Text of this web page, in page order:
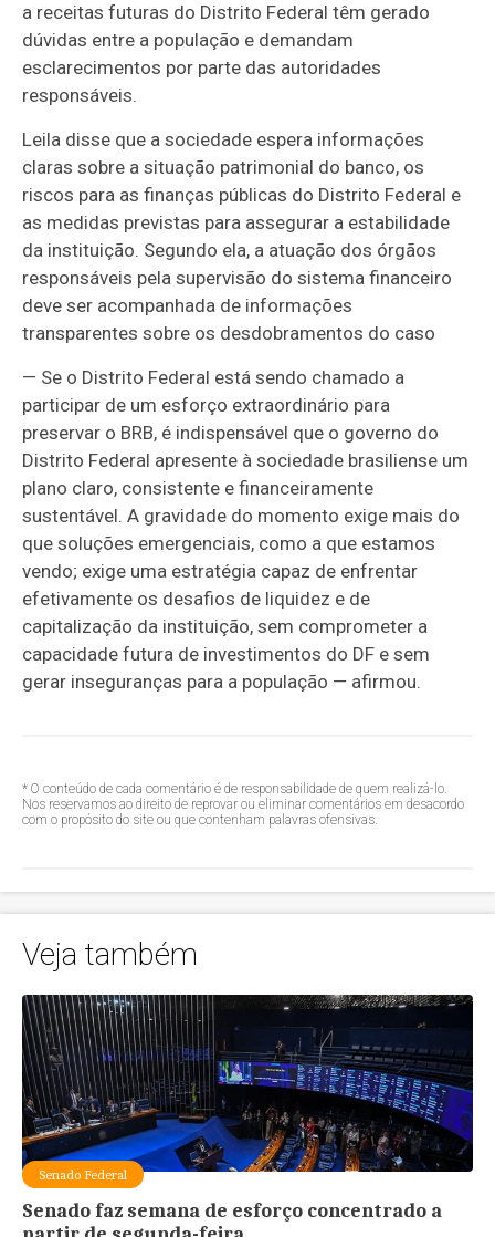
a receitas futuras do Distrito Federal têm gerado
dúvidas entre a população e demandam
esclarecimentos por parte das autoridades
responsáveis.
Leila disse que a sociedade espera informações
claras sobre a situação patrimonial do banco, os
riscos para as finanças públicas do Distrito Federal e
as medidas previstas para assegurar a estabilidade
da instituição. Segundo ela, a atuação dos órgãos
responsáveis pela supervisão do sistema financeiro
deve ser acompanhada de informações
transparentes sobre os desdobramentos do caso
— Se o Distrito Federal está sendo chamado a
participar de um esforço extraordinário para
preservar o BRB, é indispensável que o governo do
Distrito Federal apresente à sociedade brasiliense um
plano claro, consistente e financeiramente
sustentável. A gravidade do momento exige mais do
que soluções emergenciais, como a que estamos
vendo; exige uma estratégia capaz de enfrentar
efetivamente os desafios de liquidez e de
capitalização da instituição, sem comprometer a
capacidade futura de investimentos do DF e sem
gerar inseguranças para a população — afirmou.
* O conteúdo de cada comentário é de responsabilidade de quem realizá-lo.
Nos reservamos ao direito de reprovar ou eliminar comentários em desacordo
com o propósito do site ou que contenham palavras ofensivas.
Veja também
Senado Federal
Senado faz semana de esforço concentrado a